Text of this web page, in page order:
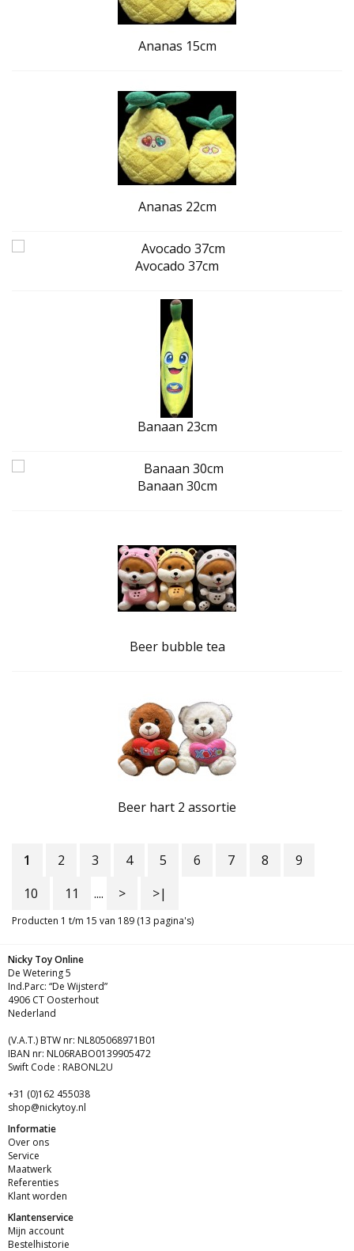
Ananas 15cm
Ananas 22cm
Avocado 37cm
Banaan 23cm
Banaan 30cm
Beer bubble tea
Beer hart 2 assortie
1 2 3 4 5 6 7 8
9
10
11 .... > >|
Producten 1 t/m 15 van 189 (13 pagina's)
Nicky Toy Online
De Wetering 5
Ind.Parc: “De Wijsterd”
4906 CT Oosterhout
Nederland
(V.A.T.) BTW nr: NL805068971B01
IBAN nr: NL06RABO0139905472
Swift Code : RABONL2U
+31 (0)162 455038
shop@nickytoy.nl
Informatie
Over ons
Service
Maatwerk
Referenties
Klant worden
Klantenservice
Mijn account
Bestelhistorie